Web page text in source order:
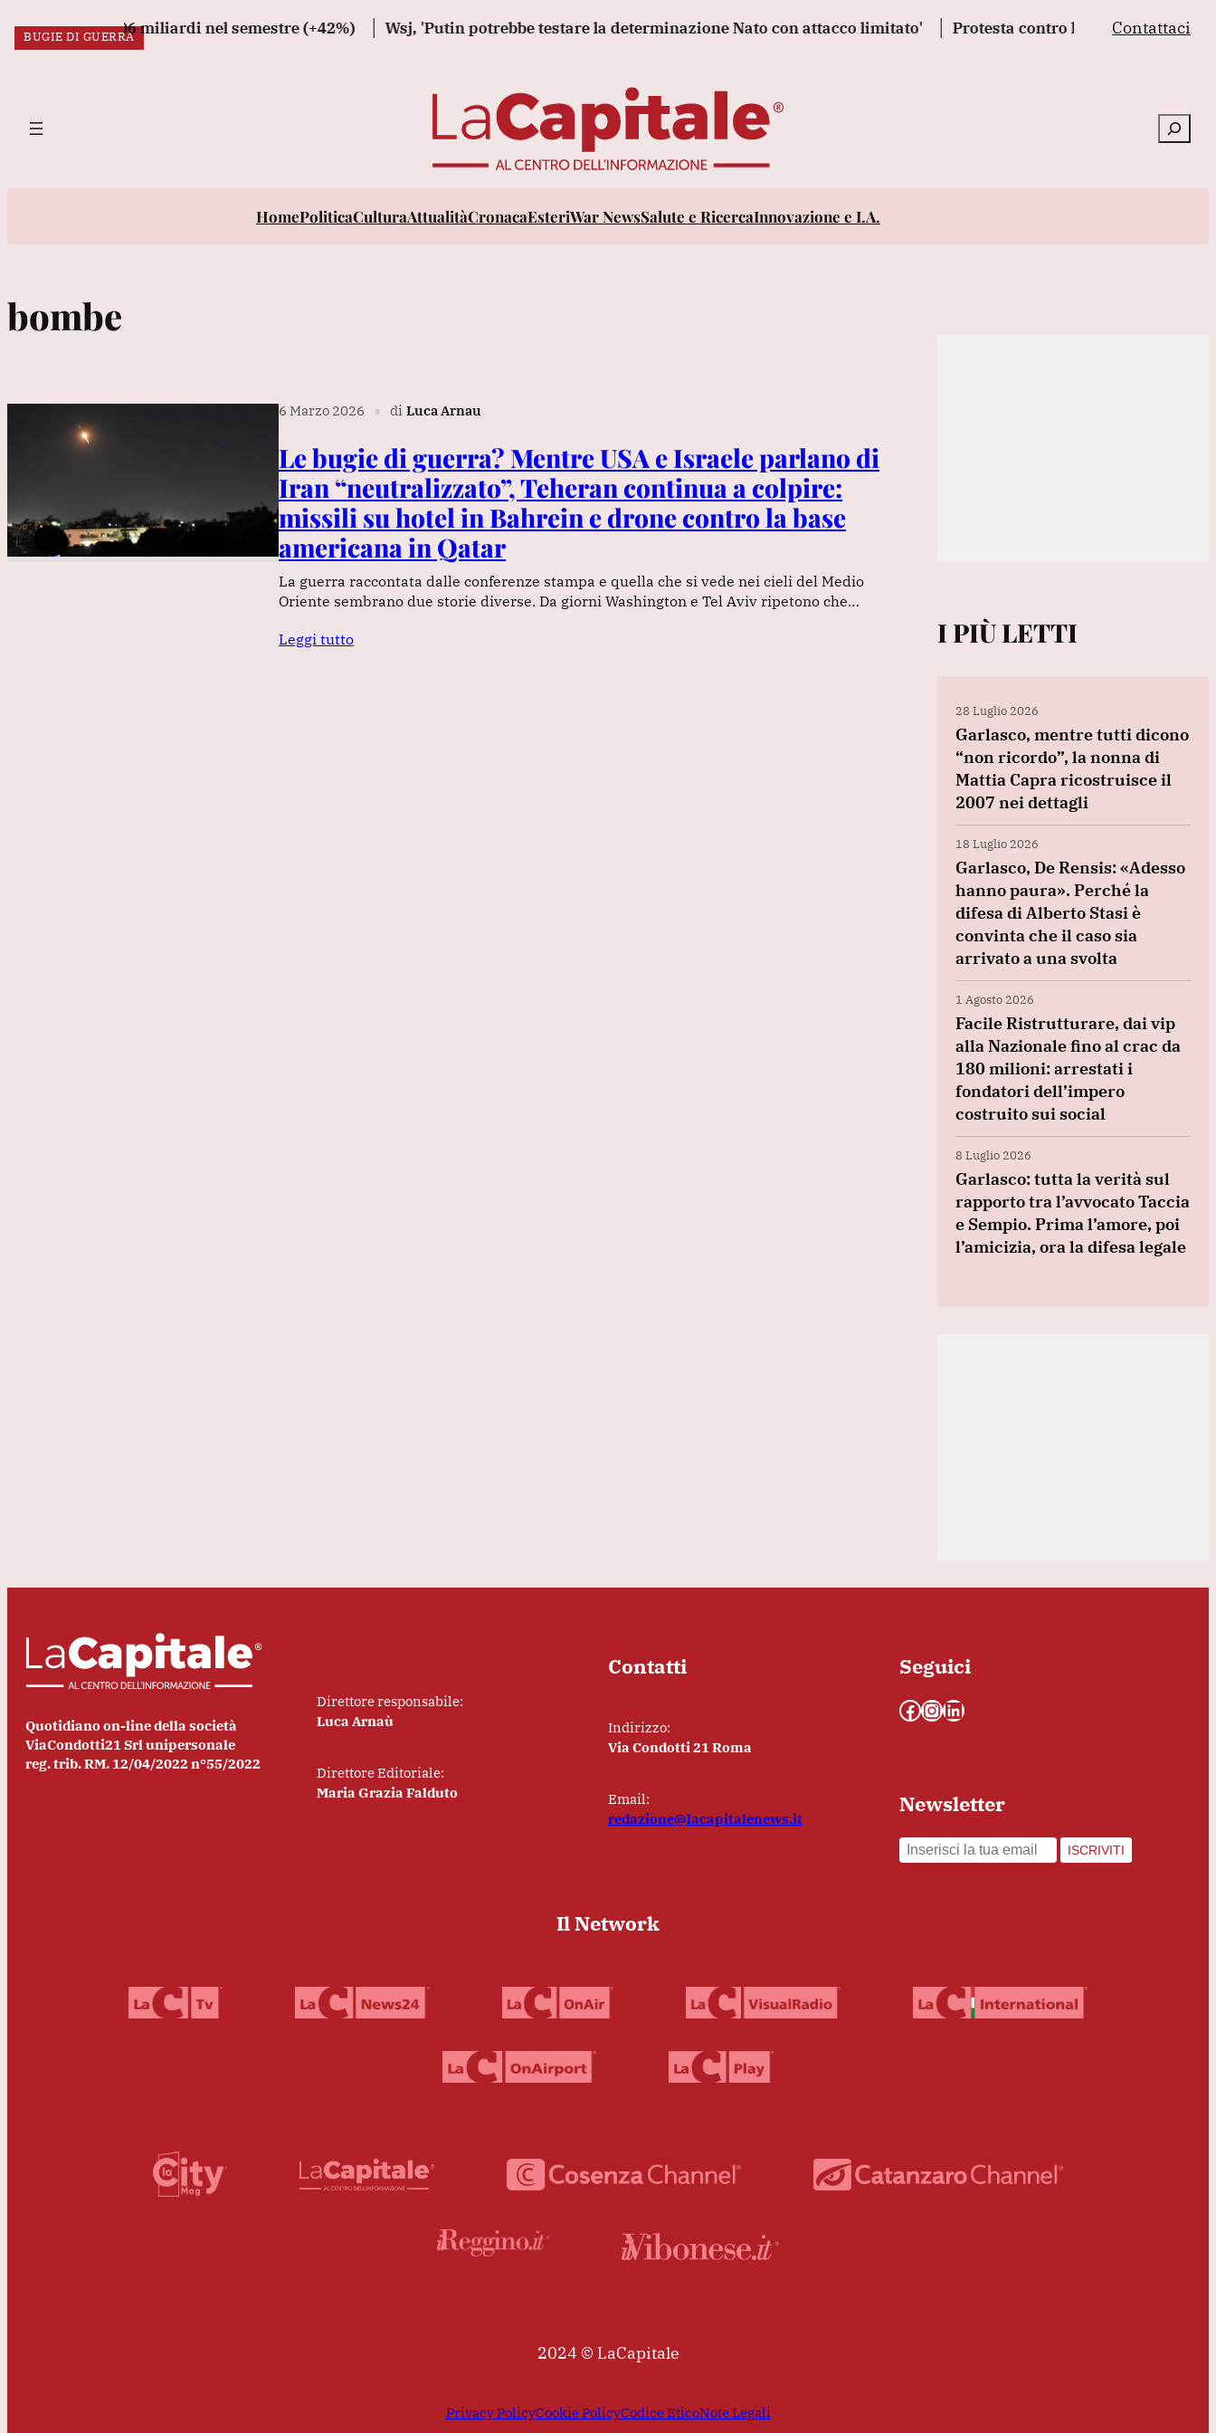
ULTIM’ORA:
a 1,06 miliardi nel semestre (+42%) Wsj, 'Putin potrebbe testare la determinazione Nato con attacco limitato' Protesta contro la legge sulla proprietà
Contattaci
Cerca
HomePoliticaCulturaAttualitàCronacaEsteriWar NewsSalute e RicercaInnovazione e I.A.
bombe
BUGIE DI GUERRA
6 Marzo 2026 ∎ di Luca Arnau
Le bugie di guerra? Mentre USA e Israele parlano di
Iran “neutralizzato”, Teheran continua a colpire:
missili su hotel in Bahrein e drone contro la base
americana in Qatar
La guerra raccontata dalle conferenze stampa e quella che si vede nei cieli del Medio
Oriente sembrano due storie diverse. Da giorni Washington e Tel Aviv ripetono che…
Leggi tutto I PIÙ LETTI
28 Luglio 2026
Garlasco, mentre tutti dicono
“non ricordo”, la nonna di
Mattia Capra ricostruisce il
2007 nei dettagli
18 Luglio 2026
Garlasco, De Rensis: «Adesso
hanno paura». Perché la
difesa di Alberto Stasi è
convinta che il caso sia
arrivato a una svolta
1 Agosto 2026
Facile Ristrutturare, dai vip
alla Nazionale fino al crac da
180 milioni: arrestati i
fondatori dell’impero
costruito sui social
8 Luglio 2026
Garlasco: tutta la verità sul
rapporto tra l’avvocato Taccia
e Sempio. Prima l’amore, poi
l’amicizia, ora la difesa legale
Quotidiano on-line della società
ViaCondotti21 Srl unipersonale
reg. trib. RM. 12/04/2022 n°55/2022
Direttore responsabile:
Luca Arnaù
Direttore Editoriale:
Maria Grazia Falduto
Contatti
Indirizzo:
Via Condotti 21 Roma
Email:
redazione@lacapitalenews.it
Seguici
Facebook InstagramLinkedIn
Newsletter
ISCRIVITI
Il Network
2024 © LaCapitale
Privacy PolicyCookie PolicyCodice EticoNote Legali